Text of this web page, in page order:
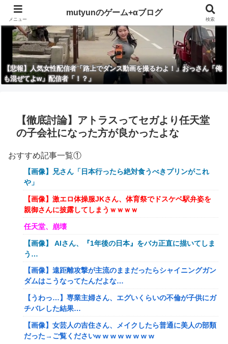
【悲報】人気女性配信者「路上でダンス動画を撮るわよ！」おっさん「俺
も混ぜてよw」配信者「！？」
【徹底討論】アトラスってセガより任天堂
の子会社になった方が良かったよな
おすすめ記事一覧①
【画像】兄さん「日本行ったら絶対食うべきプリンがこれ
や」
【画像】激エロ体操服JKさん、体育祭でドスケベ駅弁姿を
親御さんに披露してしまうｗｗｗｗ
任天堂、崩壊
【画像】 AIさん、『1年後の日本』をバカ正直に描いてしま
う…
【画像】遠距離攻撃が主流のままだったらシャイニングガン
ダムはこうなってたんだよな…
【うわっ…】専業主婦さん、エグいくらいの不倫が子供にガ
チバレした結果…
【画像】女芸人の吉住さん、メイクしたら普通に美人の部類
だった→ご覧くださいw w w w w w w w
メニュー
mutyunのゲーム+αブログ
検索